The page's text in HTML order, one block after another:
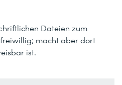
Dateien zum
macht aber dort
ist.